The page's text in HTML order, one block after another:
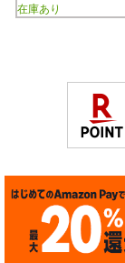
在庫あり